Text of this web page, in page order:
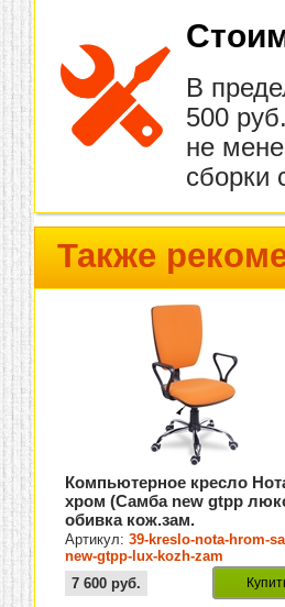
В
500
не
сборки
Также
Компьютерное кресло
хром (Самба new gtpp
обивка кож.зам.
Артикул:39-kreslo-nota-hrom-
new-gtpp-lux-kozh-zam
7 600 руб.